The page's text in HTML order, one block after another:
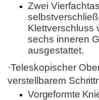
Zwei
Klettverschluss
sechs inneren
ausgestattet.
·Teleskopischer
verstellbarem
Vorgeformte